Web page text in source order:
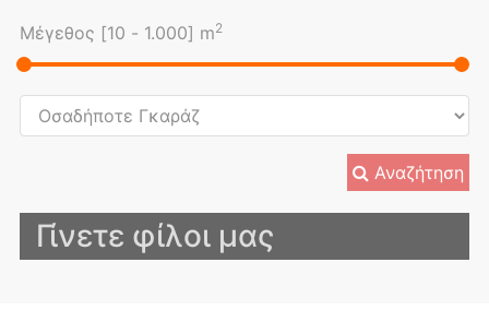
Μέγεθος [10 - 1.000] m2
Αναζήτηση
Γίνετε φίλοι μας